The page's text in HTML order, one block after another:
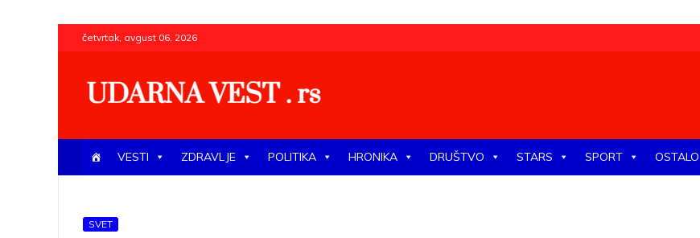
to
content
četvrtak, avgust 06, 2026
VESTI ZDRAVLJE POLITIKA HRONIKA DRUŠTVO STARS SPORT OSTALO
SVET